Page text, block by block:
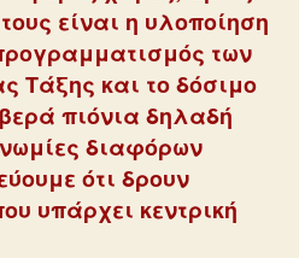
είναι η υλοποίηση
των
Τάξης και το δόσιμο
πιόνια δηλαδή
διαφόρων
ότι δρουν
υπάρχει κεντρική